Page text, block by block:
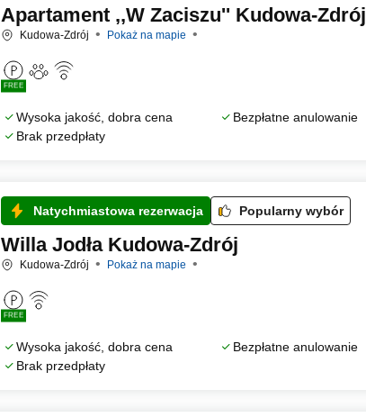
Apartament ,,W Zaciszu'' Kudowa-Zdrój
Kudowa-Zdrój Pokaż na mapie
FREE
Wysoka jakość, dobra cena
Bezpłatne anulowanie
Brak przedpłaty
Natychmiastowa rezerwacja Popularny wybór
Willa Jodła Kudowa-Zdrój
Kudowa-Zdrój Pokaż na mapie
FREE
Wysoka jakość, dobra cena
Bezpłatne anulowanie
Brak przedpłaty